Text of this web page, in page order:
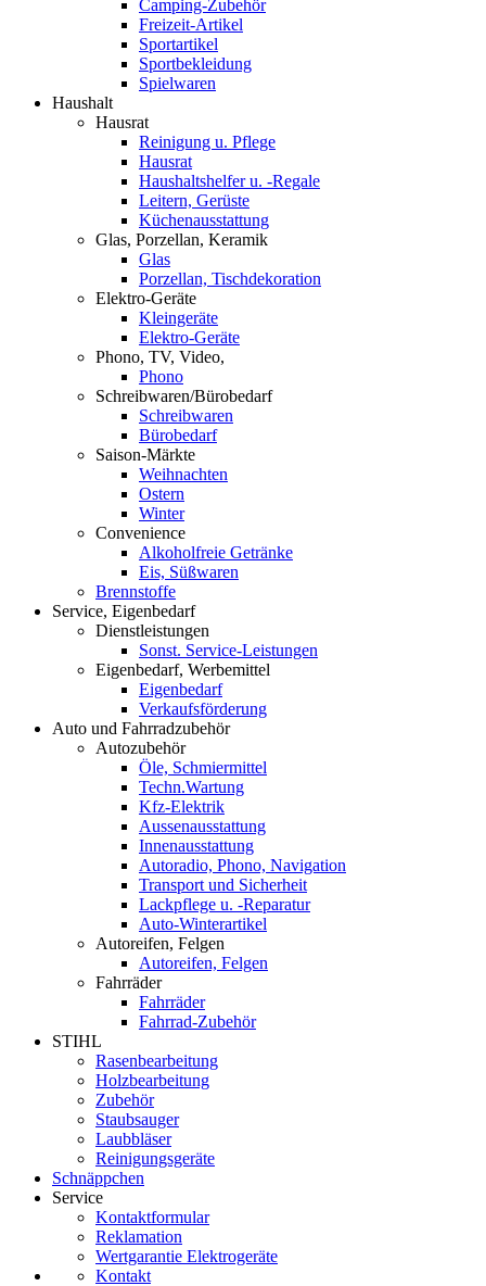
Camping-Zubehör
Freizeit-Artikel
Sportartikel
Sportbekleidung
Spielwaren
Haushalt
Hausrat
Reinigung u. Pflege
Hausrat
Haushaltshelfer u. -Regale
Leitern, Gerüste
Küchenausstattung
Glas, Porzellan, Keramik
Glas
Porzellan, Tischdekoration
Elektro-Geräte
Kleingeräte
Elektro-Geräte
Phono, TV, Video,
Phono
Schreibwaren/Bürobedarf
Schreibwaren
Bürobedarf
Saison-Märkte
Weihnachten
Ostern
Winter
Convenience
Alkoholfreie Getränke
Eis, Süßwaren
Brennstoffe
Service, Eigenbedarf
Dienstleistungen
Sonst. Service-Leistungen
Eigenbedarf, Werbemittel
Eigenbedarf
Verkaufsförderung
Auto und Fahrradzubehör
Autozubehör
Öle, Schmiermittel
Techn.Wartung
Kfz-Elektrik
Aussenausstattung
Innenausstattung
Autoradio, Phono, Navigation
Transport und Sicherheit
Lackpflege u. -Reparatur
Auto-Winterartikel
Autoreifen, Felgen
Autoreifen, Felgen
Fahrräder
Fahrräder
Fahrrad-Zubehör
STIHL
Rasenbearbeitung
Holzbearbeitung
Zubehör
Staubsauger
Laubbläser
Reinigungsgeräte
Schnäppchen
Service
Kontaktformular
Reklamation
Wertgarantie Elektrogeräte
Kontakt